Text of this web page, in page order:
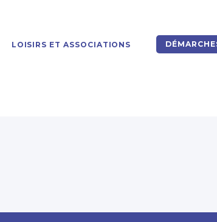
LOISIRS ET ASSOCIATIONS